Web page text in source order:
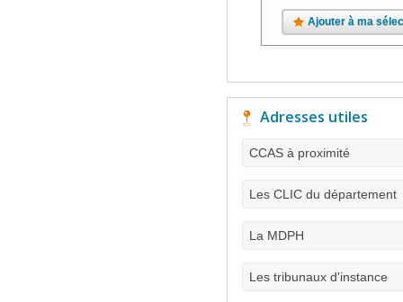
Ajouter à ma
Adresses utiles
CCAS à proximité
Les CLIC du département
La MDPH
Les tribunaux d'instance